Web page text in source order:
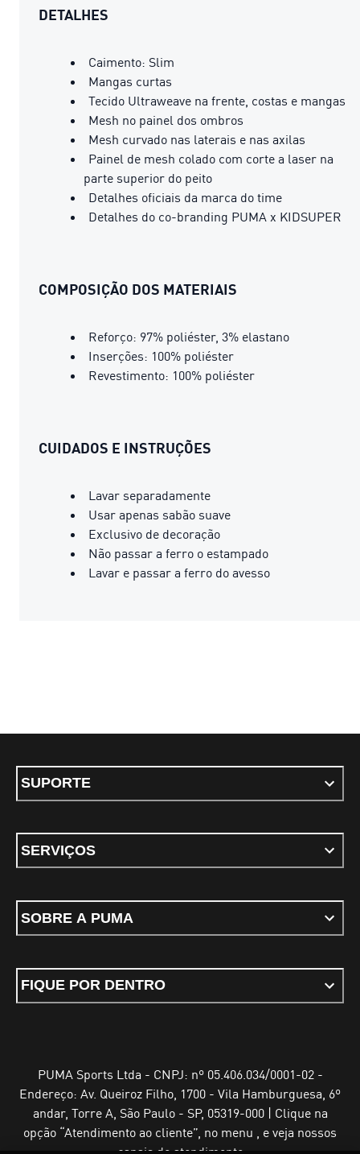
DETALHES
Caimento: Slim
Mangas curtas
Tecido Ultraweave na frente, costas e mangas
Mesh no painel dos ombros
Mesh curvado nas laterais e nas axilas
Painel de mesh colado com corte a laser na
parte superior do peito
Detalhes oficiais da marca do time
Detalhes do co-branding PUMA x KIDSUPER
COMPOSIÇÃO DOS MATERIAIS
Reforço: 97% poliéster, 3% elastano
Inserções: 100% poliéster
Revestimento: 100% poliéster
CUIDADOS E INSTRUÇÕES
Lavar separadamente
Usar apenas sabão suave
Exclusivo de decoração
Não passar a ferro o estampado
Lavar e passar a ferro do avesso
SUPORTE
SERVIÇOS
SOBRE A PUMA
FIQUE POR DENTRO
PUMA Sports Ltda - CNPJ: nº 05.406.034/0001-02 -
Endereço: Av. Queiroz Filho, 1700 - Vila Hamburguesa, 6º
andar, Torre A, São Paulo - SP, 05319-000 | Clique na
opção “Atendimento ao cliente”, no menu , e veja nossos